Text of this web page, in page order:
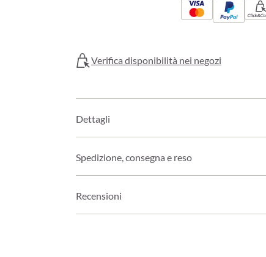
Verifica disponibilità nei negozi
Dettagli
Spedizione, consegna e reso
Recensioni